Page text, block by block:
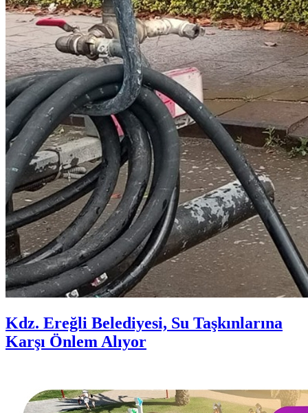
Kdz. Ereğli Belediyesi, Su Taşkınlarına
Karşı Önlem Alıyor